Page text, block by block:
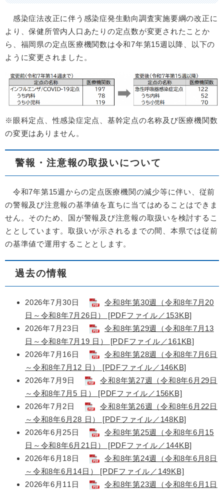
感染症法改正に伴う感染症発生動向調査実施要綱の改正に
より、保健所管内人口あたりの定点数が変更されたことか
ら、福岡県の定点医療機関数は令和7年第15週以降、以下の
ように変更されました。
※眼科定点、性感染症定点、基幹定点の名称及び医療機関数
の変更はありません。
警報・注意報の取扱いについて
令和7年第15週からの定点医療機関の減少等に伴い、従前
の警報及び注意報の基準値を直ちに当てはめることはできま
せん。そのため、国が警報及び注意報の取扱いを検討するこ
ととしています。取扱いが示されるまでの間、本県では従前
の基準値で運用することとします。
過去の情報
2026年7月30日
令和8年第30週（令和8年7月20
日～令和8年7月26日） [PDFファイル／153KB]
2026年7月23日
令和8年第29週（令和8年7月13
日～令和8年7月19 日） [PDFファイル／161KB]
2026年7月16日
令和8年第28週（令和8年7月6日
～令和8年7月12 日） [PDFファイル／146KB]
2026年7月9日
令和8年第27週（令和8年6月29日
～令和8年7月5 日） [PDFファイル／156KB]
2026年7月2日
令和8年第26週（令和8年6月22日
～令和8年6月28 日） [PDFファイル／148KB]
2026年6月25日
令和8年第25週（令和8年6月15
日～令和8年6月21日） [PDFファイル／144KB]
2026年6月18日
令和8年第24週（令和8年6月8日
～令和8年6月14日） [PDFファイル／149KB]
2026年6月11日
令和8年第23週（令和8年6月1日